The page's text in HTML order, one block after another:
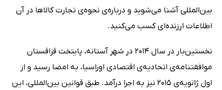
بین‌المللی آشنا می‌شوید و درباره‌ی نحوه‌ی تجارت کالاها در آن
اطلاعات ارزنده‌ای کسب می‌کنید.
نخستین‌بار در سال 2014 در شهر آستانه، پایتخت قزاقستان
موافقتنامه‌ی اتحادیه‌ی اقتصادی اوراسیا، به امضا رسید و از
اول ژانویه‌ی 2015 نیز به اجرا درآمد. طبق قوانین بین‌المللی، این